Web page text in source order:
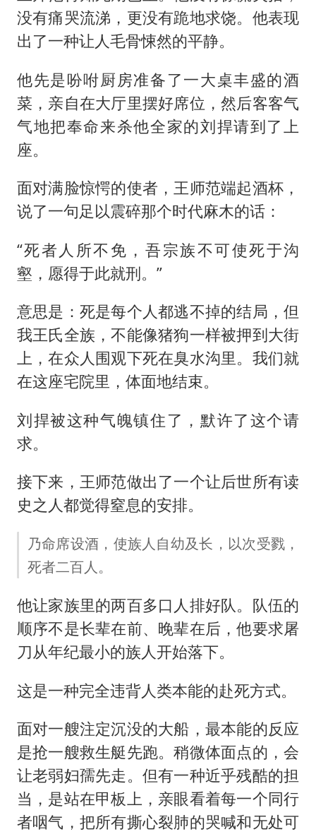
没有痛哭流涕，更没有跪地求饶。他表现
出了一种让人毛骨悚然的平静。
他先是吩咐厨房准备了一大桌丰盛的酒
菜，亲自在大厅里摆好席位，然后客客气
气地把奉命来杀他全家的刘捍请到了上
座。
面对满脸惊愕的使者，王师范端起酒杯，
说了一句足以震碎那个时代麻木的话：
“死者人所不免，吾宗族不可使死于沟
壑，愿得于此就刑。”
意思是：死是每个人都逃不掉的结局，但
我王氏全族，不能像猪狗一样被押到大街
上，在众人围观下死在臭水沟里。我们就
在这座宅院里，体面地结束。
刘捍被这种气魄镇住了，默许了这个请
求。
接下来，王师范做出了一个让后世所有读
史之人都觉得窒息的安排。
乃命席设酒，使族人自幼及长，以次受戮，
死者二百人。
他让家族里的两百多口人排好队。队伍的
顺序不是长辈在前、晚辈在后，他要求屠
刀从年纪最小的族人开始落下。
这是一种完全违背人类本能的赴死方式。
面对一艘注定沉没的大船，最本能的反应
是抢一艘救生艇先跑。稍微体面点的，会
让老弱妇孺先走。但有一种近乎残酷的担
当，是站在甲板上，亲眼看着每一个同行
者咽气，把所有撕心裂肺的哭喊和无处可